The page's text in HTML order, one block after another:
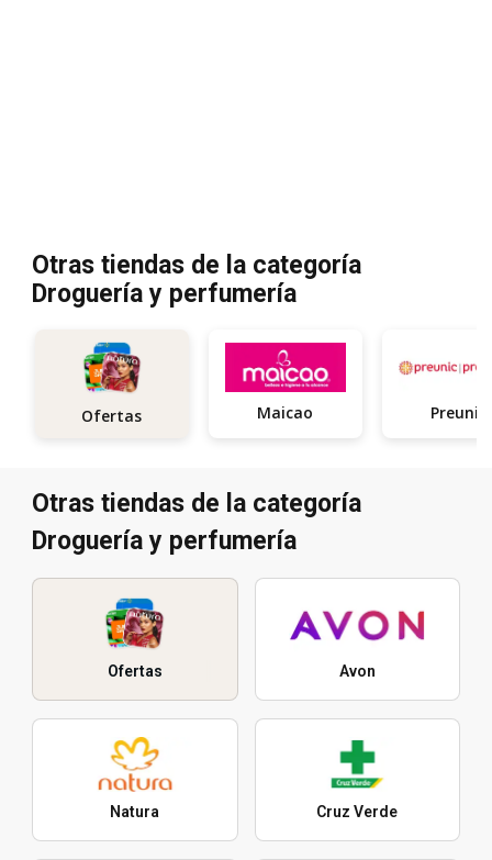
Otras tiendas de la categoría
Droguería y perfumería
Ofertas Maicao Preunic
Otras tiendas de la categoría
Droguería y perfumería
Ofertas Avon
Natura Cruz Verde